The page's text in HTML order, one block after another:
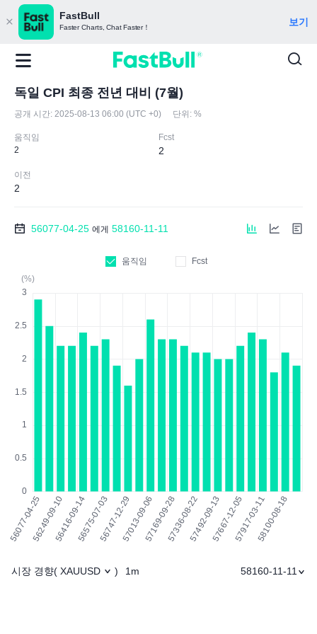
FastBull
Faster Charts, Chat Faster！ 보기
독일 CPI 최종 전년 대비 (7월)
공개 시간: 2025-08-13 06:00 (UTC +0) 단위: %
움직임
2
Fcst
2
이전
2
56077-04-25 에게 58160-11-11
움직임
Fcst
(%)
시장 경향( XAUUSD ) 1m 58160-11-11